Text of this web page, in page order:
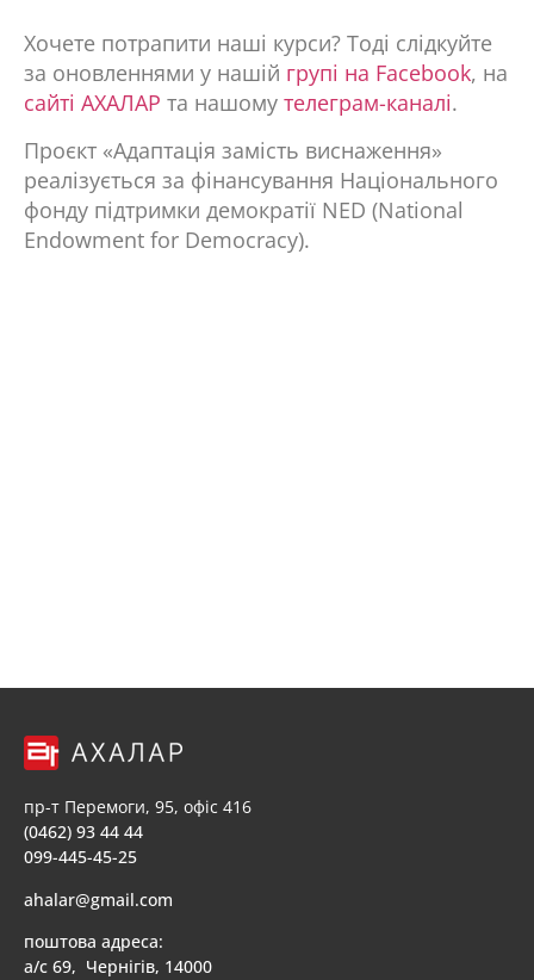
Хочете потрапити наші курси? Тоді слідкуйте
за оновленнями у нашій групі на Facebook, на
сайті АХАЛАР та нашому телеграм-каналі.
Проєкт «Адаптація замість виснаження»
реалізується за фінансування Національного
фонду підтримки демократії NED (National
Endowment for Democracy).
пр-т Перемоги, 95, офіс 416
(0462) 93 44 44
099-445-45-25
ahalar@gmail.com
поштова адреса:
а/с 69, Чернігів, 14000